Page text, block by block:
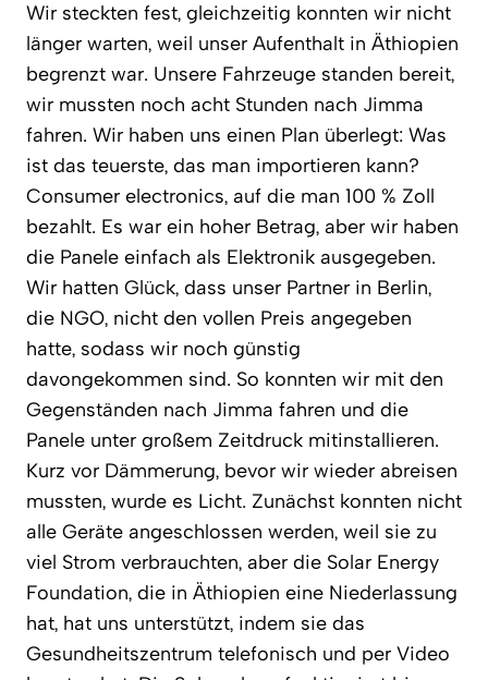
Wir steckten fest, gleichzeitig konnten wir nicht
länger warten, weil unser Aufenthalt in Äthiopien
begrenzt war. Unsere Fahrzeuge standen bereit,
wir mussten noch acht Stunden nach Jimma
fahren. Wir haben uns einen Plan überlegt: Was
ist das teuerste, das man importieren kann?
Consumer electronics, auf die man 100 % Zoll
bezahlt. Es war ein hoher Betrag, aber wir haben
die Panele einfach als Elektronik ausgegeben.
Wir hatten Glück, dass unser Partner in Berlin,
die NGO, nicht den vollen Preis angegeben
hatte, sodass wir noch günstig
davongekommen sind. So konnten wir mit den
Gegenständen nach Jimma fahren und die
Panele unter großem Zeitdruck mitinstallieren.
Kurz vor Dämmerung, bevor wir wieder abreisen
mussten, wurde es Licht. Zunächst konnten nicht
alle Geräte angeschlossen werden, weil sie zu
viel Strom verbrauchten, aber die Solar Energy
Foundation, die in Äthiopien eine Niederlassung
hat, hat uns unterstützt, indem sie das
Gesundheitszentrum telefonisch und per Video